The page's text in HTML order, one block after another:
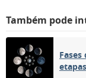
Também pode